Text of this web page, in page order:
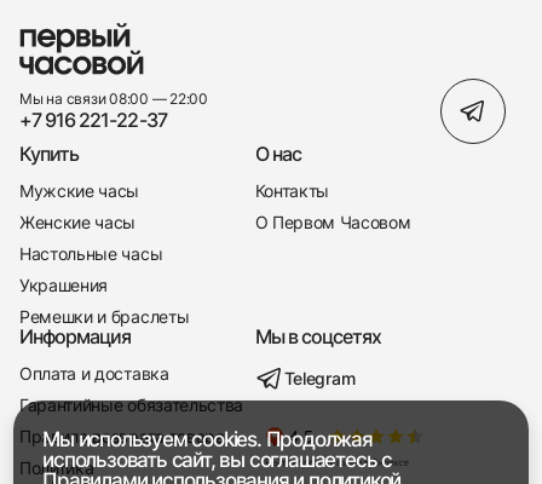
+7 916 221-22-37
Мы насвязи 08:00 — 19:00
Мы на связи 08:00 — 22:00
+7 916 221-22-37
Купить
Мужские часы
Женские часы
Настольные часы
Украшения
Ремешки и браслеты
О нас
Контакты
О Первом Часовом
Информация
Оплата и доставка
Гарантийные обязательства
Правила возврата товара
Политика
Мы в соцсетях
Telegram
Мы используем cookies. Продолжая
использовать сайт, вы соглашаетесь с